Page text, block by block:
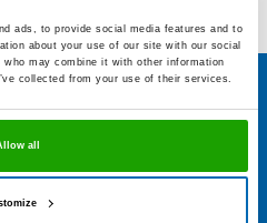
ads, to provide social media features and to
about your use of our site with our social
may combine it with other information
collected from your use of their services.
all